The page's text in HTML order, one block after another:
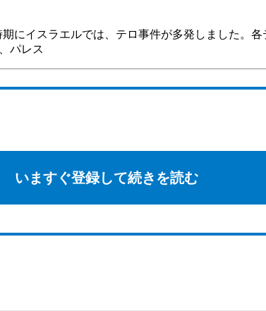
にイスラエルでは、テロ事件が多発しました。
パレス
いますぐ登録して続きを読む